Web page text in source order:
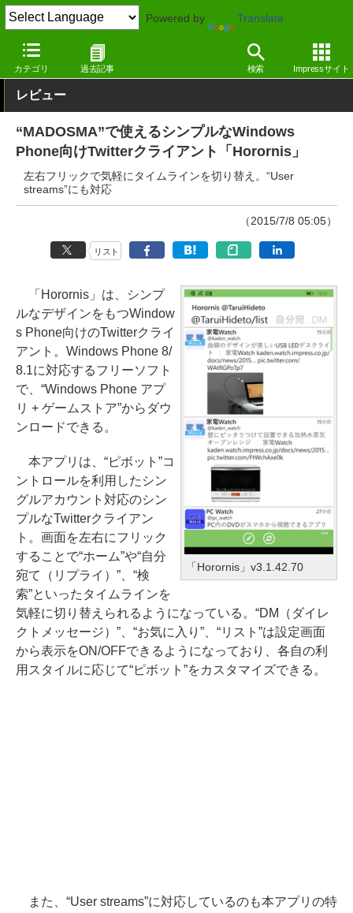
Powered by Translate
カテゴリ 過去記事 検索 Impressサイト
窓の杜 インターネット Windows Mobile
レビュー
“MADOSMA”で使えるシンプルなWindows
Phone向けTwitterクライアント「Horornis」
左右フリックで気軽にタイムラインを切り替え。“User
streams”にも対応
（2015/7/8 05:05）
リスト
「Horornis」v3.1.42.70
「Horornis」は、シンプ
ルなデザインをもつWindow
s Phone向けのTwitterクライ
アント。Windows Phone 8/
8.1に対応するフリーソフト
で、“Windows Phone アプ
リ + ゲームストア”からダウ
ンロードできる。
本アプリは、“ピボット”コ
ントロールを利用したシン
グルアカウント対応のシン
プルなTwitterクライアン
ト。画面を左右にフリック
することで“ホーム”や“自分
宛て（リプライ）”、“検
索”といったタイムラインを
気軽に切り替えられるようになっている。“DM（ダイレ
クトメッセージ）”、“お気に入り”、“リスト”は設定画面
から表示をON/OFFできるようになっており、各自の利
用スタイルに応じて“ピボット”をカスタマイズできる。
また、“User streams”に対応しているのも本アプリの特